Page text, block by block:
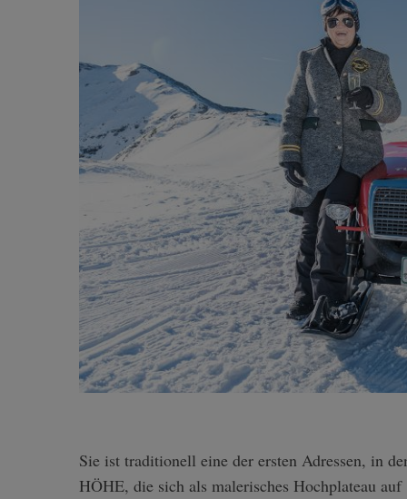
Sie ist traditionell eine der ersten Adressen, in denen Skifahrer in den Winter starten: Die TURRACHER
HÖHE, die sich als malerisches Hochplateau